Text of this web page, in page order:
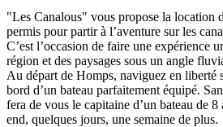
"Les Canalous" vous propose la location
permis pour partir à l’aventure sur les
C’est l’occasion de faire une expérience
région et des paysages sous un angle
Au départ de Homps, naviguez en liberté
bord d’un bateau parfaitement équipé.
fera de vous le capitaine d’un bateau de
end, quelques jours, une semaine de plus.